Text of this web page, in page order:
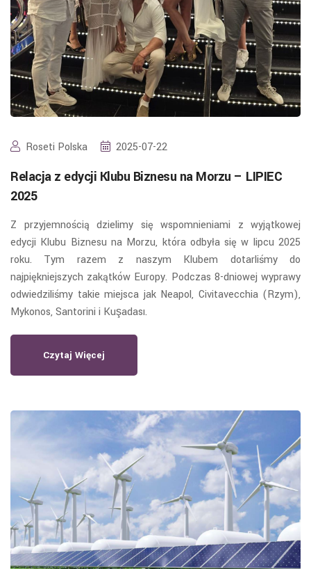
Roseti Polska 2025-07-22
Relacja z edycji Klubu Biznesu na Morzu – LIPIEC
2025
Z przyjemnością dzielimy się wspomnieniami z wyjątkowej
edycji Klubu Biznesu na Morzu, która odbyła się w lipcu 2025
roku. Tym razem z naszym Klubem dotarliśmy do
najpiękniejszych zakątków Europy. Podczas 8-dniowej wyprawy
odwiedziliśmy takie miejsca jak Neapol, Civitavecchia (Rzym),
Mykonos, Santorini i Kuşadası.
Czytaj Więcej